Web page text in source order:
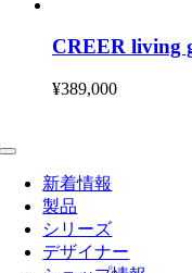
CREER living
¥389,000
Toggle
Navigation新着情報
製品
シリーズ
デザイナー